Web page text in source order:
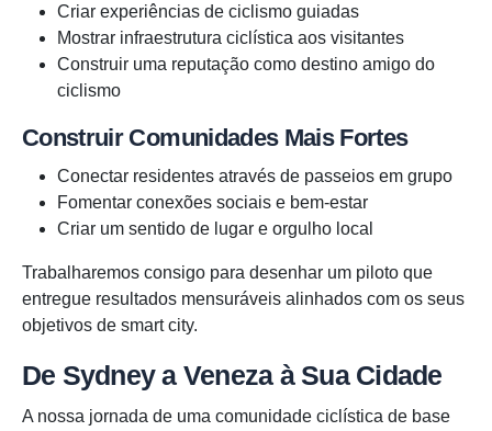
Criar experiências de ciclismo guiadas
Mostrar infraestrutura ciclística aos visitantes
Construir uma reputação como destino amigo do
ciclismo
Construir Comunidades Mais Fortes
Conectar residentes através de passeios em grupo
Fomentar conexões sociais e bem-estar
Criar um sentido de lugar e orgulho local
Trabalharemos consigo para desenhar um piloto que
entregue resultados mensuráveis alinhados com os seus
objetivos de smart city.
De Sydney a Veneza à Sua Cidade
A nossa jornada de uma comunidade ciclística de base